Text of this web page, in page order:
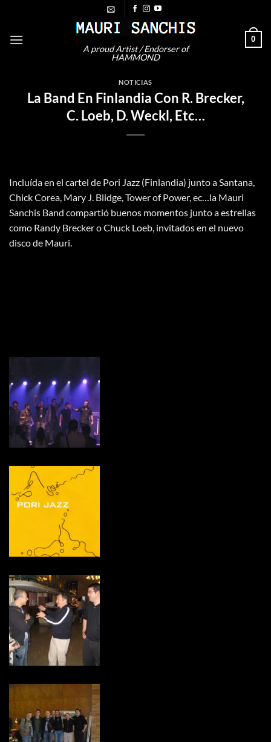
contenido
A proud Artist / Endorser of
HAMMOND
0
NOTICIAS
La Band En Finlandia Con R. Brecker,
C. Loeb, D. Weckl, Etc…
Incluída en el cartel de Pori Jazz (Finlandia) junto a Santana,
Chick Corea, Mary J. Blidge, Tower of Power, ec…la Mauri
Sanchis Band compartió buenos momentos junto a estrellas
como Randy Brecker o Chuck Loeb, invitados en el nuevo
disco de Mauri.